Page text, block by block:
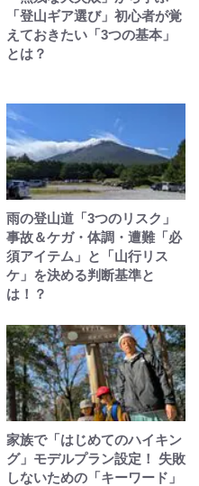
「登山ギア選び」初心者が覚
えておきたい「3つの基本」
とは？
雨の登山道「3つのリスク」
事故＆ケガ・体調・遭難「必
須アイテム」と「山行リス
ケ」を決める判断基準と
は！？
家族で「はじめてのハイキン
グ」モデルプラン設定！ 失敗
しないための「キーワード」